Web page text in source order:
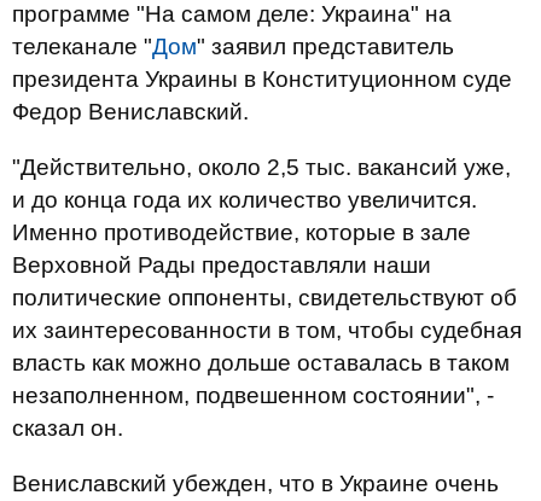
программе "На самом деле: Украина" на
телеканале "Дом" заявил представитель
президента Украины в Конституционном суде
Федор Вениславский.
"Действительно, около 2,5 тыс. вакансий уже,
и до конца года их количество увеличится.
Именно противодействие, которые в зале
Верховной Рады предоставляли наши
политические оппоненты, свидетельствуют об
их заинтересованности в том, чтобы судебная
власть как можно дольше оставалась в таком
незаполненном, подвешенном состоянии", -
сказал он.
Вениславский убежден, что в Украине очень